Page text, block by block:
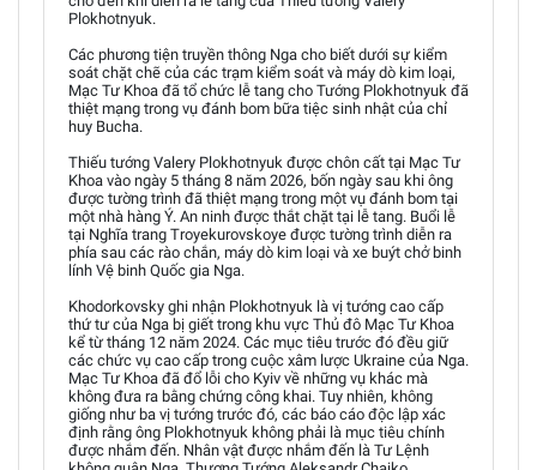
Plokhotnyuk.
Các phương tiện truyền thông Nga cho biết dưới sự kiểm
soát chặt chẽ của các trạm kiểm soát và máy dò kim loại,
Mạc Tư Khoa đã tổ chức lễ tang cho Tướng Plokhotnyuk đã
thiệt mạng trong vụ đánh bom bữa tiệc sinh nhật của chỉ
huy Bucha.
Thiếu tướng Valery Plokhotnyuk được chôn cất tại Mạc Tư
Khoa vào ngày 5 tháng 8 năm 2026, bốn ngày sau khi ông
được tường trình đã thiệt mạng trong một vụ đánh bom tại
một nhà hàng Ý. An ninh được thắt chặt tại lễ tang. Buổi lễ
tại Nghĩa trang Troyekurovskoye được tường trình diễn ra
phía sau các rào chắn, máy dò kim loại và xe buýt chở binh
lính Vệ binh Quốc gia Nga.
Khodorkovsky ghi nhận Plokhotnyuk là vị tướng cao cấp
thứ tư của Nga bị giết trong khu vực Thủ đô Mạc Tư Khoa
kể từ tháng 12 năm 2024. Các mục tiêu trước đó đều giữ
các chức vụ cao cấp trong cuộc xâm lược Ukraine của Nga.
Mạc Tư Khoa đã đổ lỗi cho Kyiv về những vụ khác mà
không đưa ra bằng chứng công khai. Tuy nhiên, không
giống như ba vị tướng trước đó, các báo cáo độc lập xác
định rằng ông Plokhotnyuk không phải là mục tiêu chính
được nhắm đến. Nhân vật được nhắm đến là Tư Lệnh